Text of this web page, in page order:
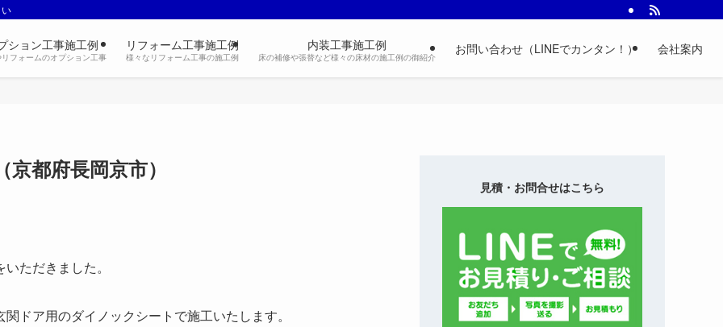
ション工事施工例
フォームのオプション工事
リフォーム工事施工例
様々なリフォーム工事の施工例
内装工事施工例
床の補修や張替など様々の床材の施工例の御紹介
お問い合わせ（LINEでカンタン！） 会社案内
都府長岡京市）
ただきました。
ドア用のダイノックシートで施工いたします。
見積・お問合せはこちら